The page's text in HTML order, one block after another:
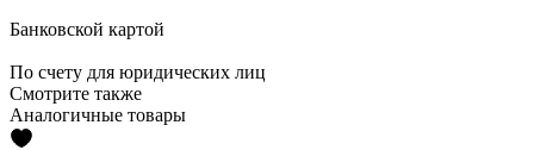
Банковской картой
По счету для юридических лиц
Смотрите также
Аналогичные товары